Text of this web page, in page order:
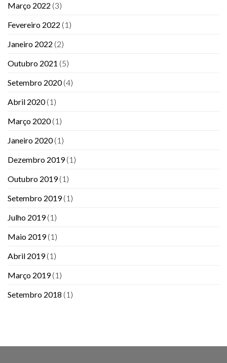
Março 2022 (3)
Fevereiro 2022 (1)
Janeiro 2022 (2)
Outubro 2021 (5)
Setembro 2020(4)
Abril 2020(1)
Março 2020(1)
Janeiro 2020(1)
Dezembro 2019(1)
Outubro 2019(1)
Setembro 2019(1)
Julho 2019(1)
Maio 2019(1)
Abril 2019(1)
Março 2019(1)
Setembro 2018 (1)